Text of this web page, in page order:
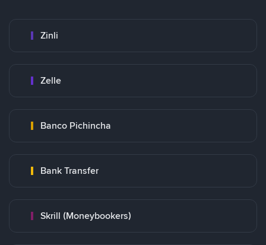
Zinli
Zelle
Banco Pichincha
Bank Transfer
Skrill (Moneybookers)